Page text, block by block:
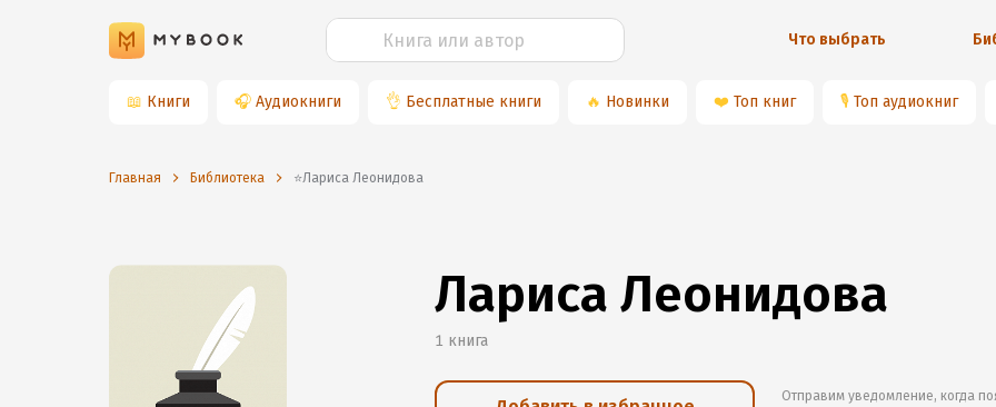
Что выбрать
📖 Книги 🎧 Аудиокниги 👌 Бесплатные книги 🔥 Новинки ❤️ Топ книг 🎙 Топ аудиокниг
Главная Библиотека ⭐️Лариса Леонидова
Лариса Леонидова
1 книга
Отправим уведомление, когда